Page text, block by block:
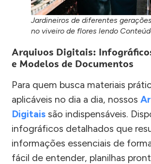
Jardineiros de diferentes
no viveiro de flores lendo
Arquivos Digitais:
e Modelos de Documentos
Para quem busca materiais
aplicáveis no dia a dia, nossos
Digitais são indispensáveis.
infográficos detalhados que
informações essenciais de
fácil de entender, planilhas